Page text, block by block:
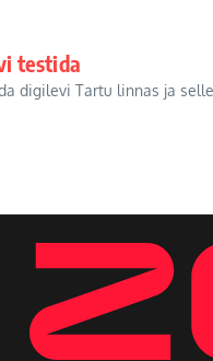
testida
digilevi Tartu linnas ja